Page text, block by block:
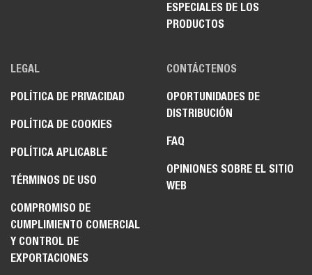
ESPECIALES DE LOS
PRODUCTOS
LEGAL
POLÍTICA DE PRIVACIDAD
POLÍTICA DE COOKIES
POLÍTICA APLICABLE
TÉRMINOS DE USO
COMPROMISO DE
CUMPLIMIENTO COMERCIAL
Y CONTROL DE
EXPORTACIONES
CONTÁCTENOS
OPORTUNIDADES DE
DISTRIBUCIÓN
FAQ
OPINIONES SOBRE EL SITIO
WEB